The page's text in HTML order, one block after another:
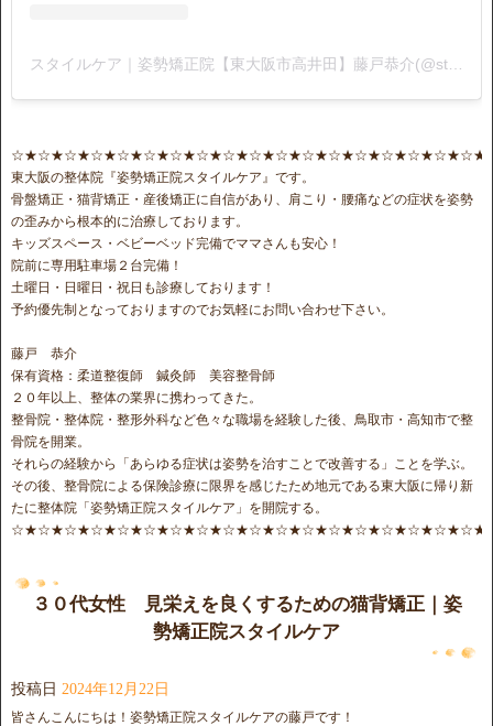
東大阪の整体院『姿勢矯正院スタイルケア』です。
骨盤矯正・猫背矯正・産後矯正に自信があり、肩こり・腰痛などの症状を姿勢
の歪みから根本的に治療しております。
キッズスペース・ベビーベッド完備でママさんも安心！
院前に専用駐車場２台完備！
土曜日・日曜日・祝日も診療しております！
予約優先制となっておりますのでお気軽にお問い合わせ下さい。
藤戸 恭介
保有資格：柔道整復師 鍼灸師 美容整骨師
２０年以上、整体の業界に携わってきた。
整骨院・整体院・整形外科など色々な職場を経験した後、鳥取市・高知市で整
骨院を開業。
それらの経験から「あらゆる症状は姿勢を治すことで改善する」ことを学ぶ。
その後、整骨院による保険診療に限界を感じたため地元である東大阪に帰り新
たに整体院「姿勢矯正院スタイルケア」を開院する。
３０代女性 見栄えを良くするための猫背矯正｜姿
勢矯正院スタイルケア
投稿日 2024年12月22日
皆さんこんにちは！姿勢矯正院スタイルケアの藤戸です！